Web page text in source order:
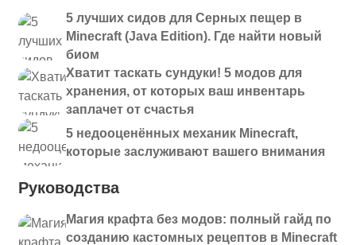
5 лучших сидов для Серных пещер в
Minecraft (Java Edition). Где найти новый
биом
Хватит таскать сундуки! 5 модов для
хранения, от которых ваш инвентарь
заплачет от счастья
5 недооценённых механик Minecraft,
которые заслуживают вашего внимания
Руководства
Магия крафта без модов: полный гайд по
созданию кастомных рецептов в Minecraft